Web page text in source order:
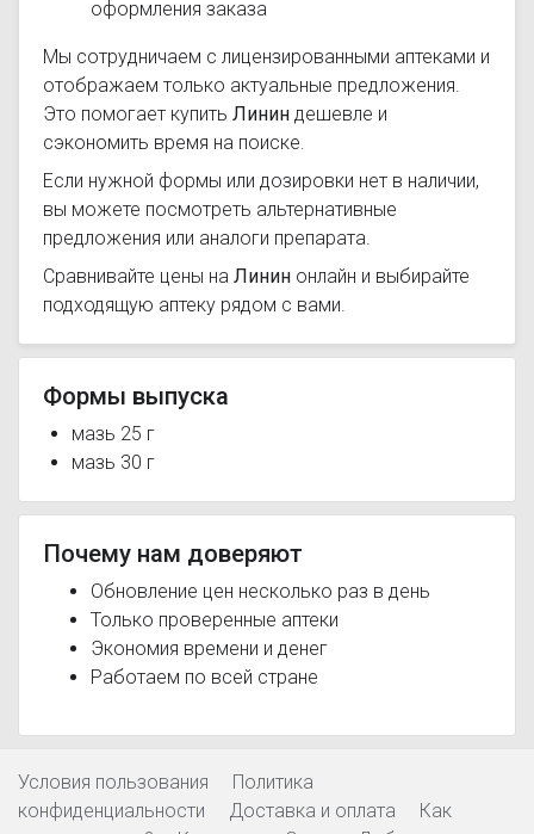
оформления заказа
Мы сотрудничаем с лицензированными аптеками и
отображаем только актуальные предложения.
Это помогает купить Линин дешевле и
сэкономить время на поиске.
Если нужной формы или дозировки нет в наличии,
вы можете посмотреть альтернативные
предложения или аналоги препарата.
Сравнивайте цены на Линин онлайн и выбирайте
подходящую аптеку рядом с вами.
Формы выпуска
мазь 25 г
мазь 30 г
Почему нам доверяют
Обновление цен несколько раз в день
Только проверенные аптеки
Экономия времени и денег
Работаем по всей стране
Условия пользования
Политика
конфиденциальности
Доставка и оплата
Как